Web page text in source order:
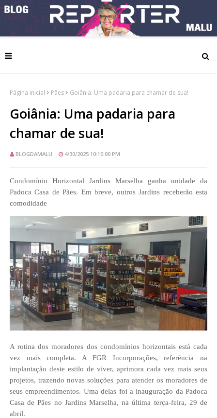
Página inicial Pães Goiânia: Uma padaria para chamar de sua!
Goiânia: Uma padaria para
chamar de sua!
BLOGDAMALU 4/30/2025 10:10:00 PM
Condomínio Horizontal Jardins Marselha ganha unidade da
Padoca Casa de Pães. Em breve, outros Jardins receberão esta
comodidade
A rotina dos moradores dos condomínios horizontais está cada
vez mais completa. A FGR Incorporações, referência na
implantação deste estilo de viver, aprimora cada vez mais seus
projetos, trazendo novas soluções para atender os moradores de
seus empreendimentos. Uma delas foi a inauguração da Padoca
Casa de Pães no Jardins Marselha, na última terça-feira, 29 de
abril.